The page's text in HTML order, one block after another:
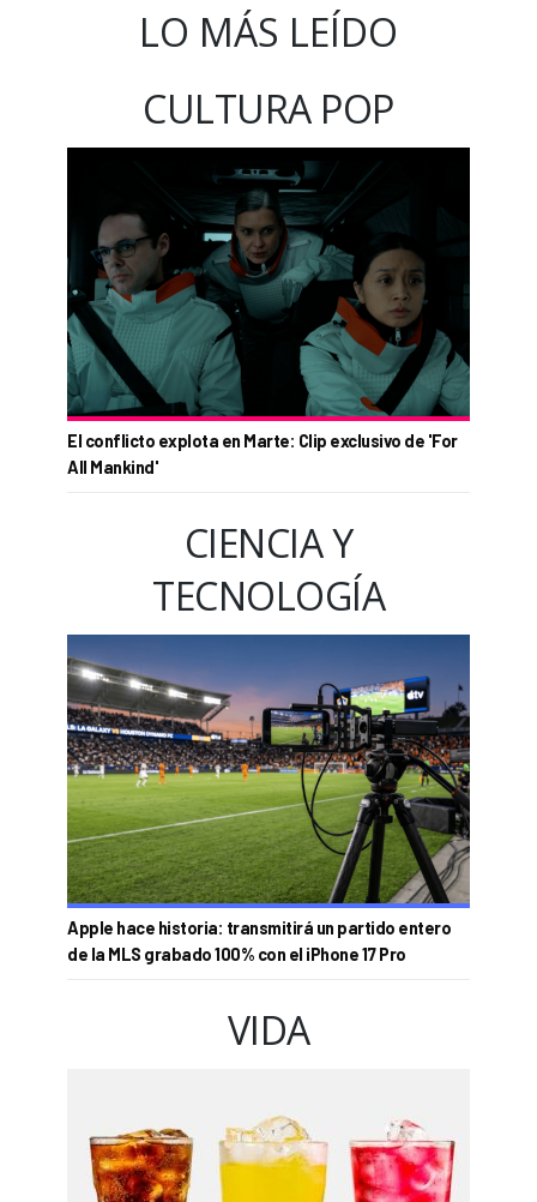
LO MÁS LEÍDO
CULTURA POP
El conflicto explota en Marte: Clip exclusivo de 'For
All Mankind'
CIENCIA Y
TECNOLOGÍA
Apple hace historia: transmitirá un partido entero
de la MLS grabado 100% con el iPhone 17 Pro
VIDA